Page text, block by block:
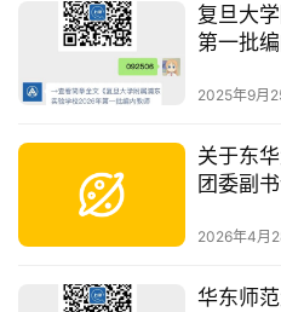
复旦大
第一批
2025年9月
关于东
团委副
2026年4月
华东师